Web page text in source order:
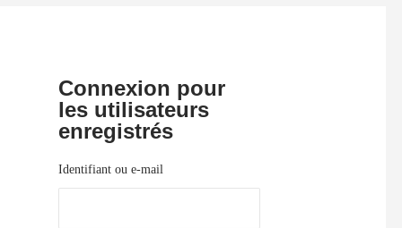
Connexion pour
les utilisateurs
enregistrés
Identifiant ou e-mail